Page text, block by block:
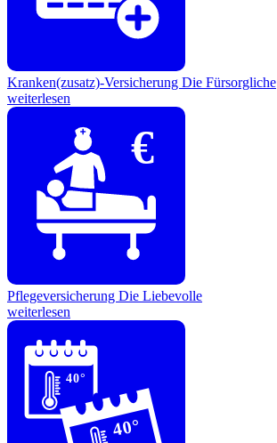
Kranken(zusatz)-Versicherung Die Fürsorgliche
weiterlesen
€
Pflegeversicherung Die Liebevolle
weiterlesen
40°
40°